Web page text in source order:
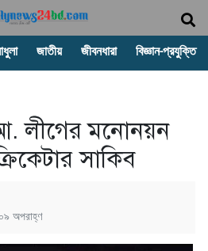
জাতীয় জীবনধারা বিজ্ঞান-প্রযুক্তি
লীগের মনোনয়ন
সাকিব
অপরাহ্ণ